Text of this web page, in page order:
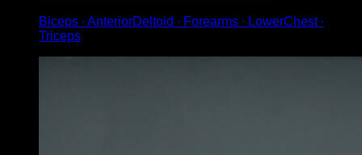
Biceps ∙ AnteriorDeltoid ∙ Forearms ∙ LowerChest ∙
Triceps